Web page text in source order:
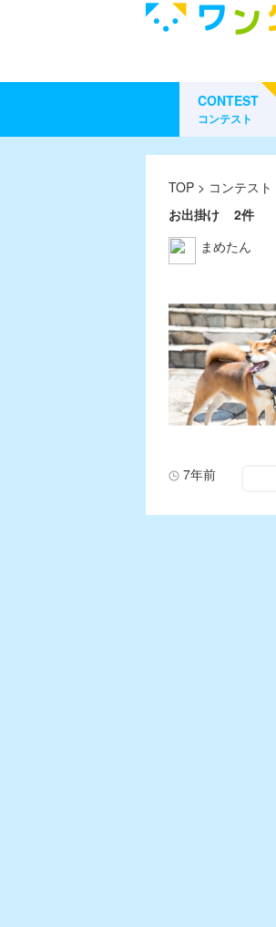
CONTEST
コンテスト
TOP > コンテスト
お出掛け 2件
まめたん
7年前